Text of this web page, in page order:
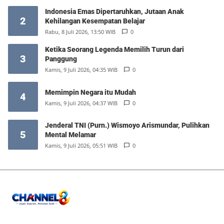
2
Indonesia Emas Dipertaruhkan, Jutaan Anak
Kehilangan Kesempatan Belajar
Rabu, 8 Juli 2026, 13:50 WIB 0
3
Ketika Seorang Legenda Memilih Turun dari
Panggung
Kamis, 9 Juli 2026, 04:35 WIB 0
4 Memimpin Negara itu Mudah
Kamis, 9 Juli 2026, 04:37 WIB 0
5
Jenderal TNI (Purn.) Wismoyo Arismundar, Pulihkan
Mental Melamar
Kamis, 9 Juli 2026, 05:51 WIB 0